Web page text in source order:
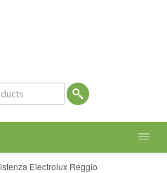
Electrolux Reggio